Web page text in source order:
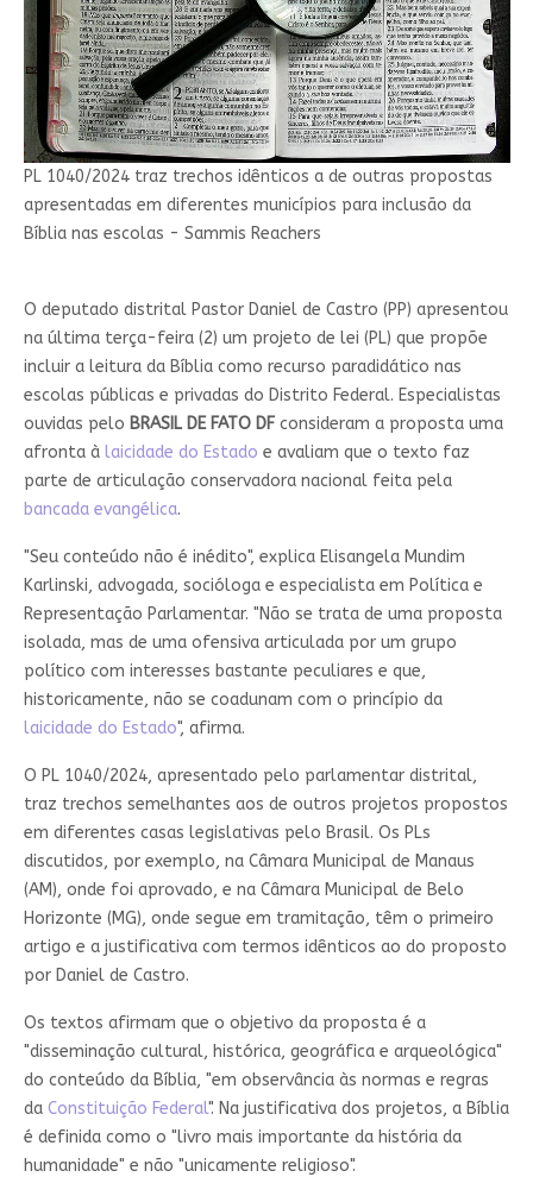
PL 1040/2024 traz trechos idênticos a de outras propostas
apresentadas em diferentes municípios para inclusão da
Bíblia nas escolas - Sammis Reachers
O deputado distrital Pastor Daniel de Castro (PP) apresentou
na última terça-feira (2) um projeto de lei (PL) que propõe
incluir a leitura da Bíblia como recurso paradidático nas
escolas públicas e privadas do Distrito Federal. Especialistas
ouvidas pelo BRASIL DE FATO DFconsideram a proposta uma
afronta à laicidade do Estado e avaliam que o texto faz
parte de articulação conservadora nacional feita pela
bancada evangélica.
"Seu conteúdo não é inédito", explica Elisangela Mundim
Karlinski, advogada, socióloga e especialista em Política e
Representação Parlamentar. "Não se trata de uma proposta
isolada, mas de uma ofensiva articulada por um grupo
político com interesses bastante peculiares e que,
historicamente, não se coadunam com o princípio da
laicidade do Estado", afirma.
O PL 1040/2024, apresentado pelo parlamentar distrital,
traz trechos semelhantes aos de outros projetos propostos
em diferentes casas legislativas pelo Brasil. Os PLs
discutidos, por exemplo, na Câmara Municipal de Manaus
(AM), onde foi aprovado, e na Câmara Municipal de Belo
Horizonte (MG), onde segue em tramitação, têm o primeiro
artigo e a justificativa com termos idênticos ao do proposto
por Daniel de Castro.
Os textos afirmam que o objetivo da proposta é a
"disseminação cultural, histórica, geográfica e arqueológica"
do conteúdo da Bíblia, "em observância às normas e regras
da Constituição Federal". Na justificativa dos projetos, a Bíblia
é definida como o "livro mais importante da história da
humanidade" e não "unicamente religioso".